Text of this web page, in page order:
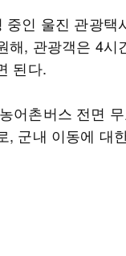
중인 울진 관광택
해, 관광객은 4시
된다.
어촌버스 전면
, 군내 이동에 대